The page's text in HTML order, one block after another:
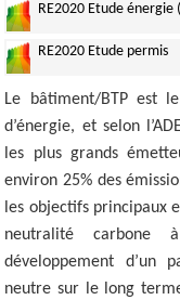
RE2020 Etude énergie
RE2020 Etude permis
Le bâtiment/BTP est
d’énergie, et selon
les plus grands
environ 25% des
les objectifs principaux
neutralité carbone
développement d’un
neutre sur le long